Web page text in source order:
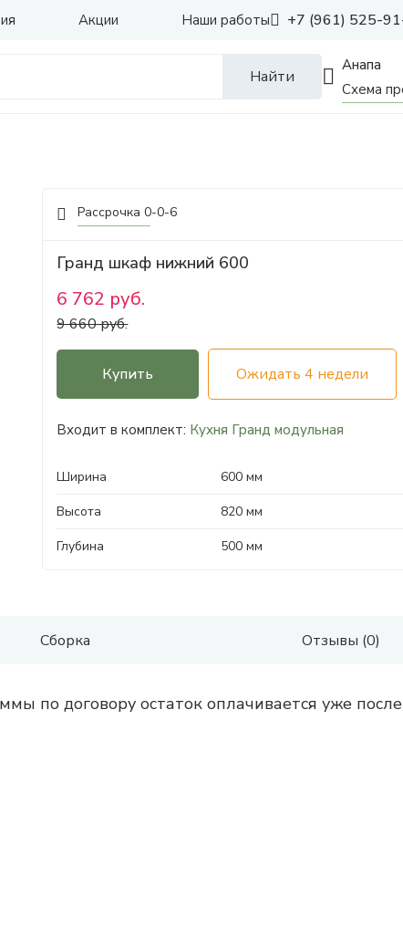
Наши работы
Акции +7 (961) 525-
Найти
Анапа
Схема
Рассрочка 0-0-6
Гранд шкаф нижний 600
6 762 руб.
9 660 руб.
Купить Ожидать 4 недели
Входит в комплект: Кухня Гранд модульная
Ширина
600 мм
Высота
820 мм
Глубина
500 мм
Сборка Отзывы (0)
по договору остаток оплачивается уже